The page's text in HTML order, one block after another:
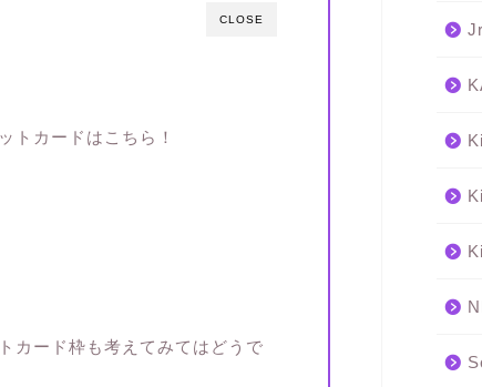
CLOSE
トカードはこちら！
カード枠も考えてみてはどうで